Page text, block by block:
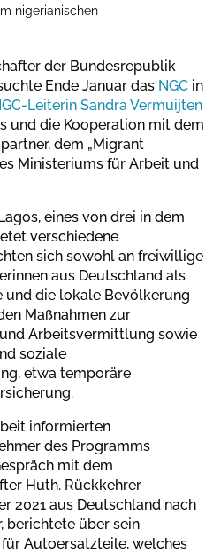
nigerianischen
der Bundesrepublik
Ende Januar das NGC in
Leiterin Sandra Vermuijten
und die Kooperation mit dem
dem „Migrant
Ministeriums für Arbeit und
eines von drei in dem
verschiedene
sich sowohl an freiwillige
aus Deutschland als
und die lokale Bevölkerung
Maßnahmen zur
Arbeitsvermittlung sowie
soziale
etwa temporäre
informierten
des Programms
mit dem
Huth. Rückkehrer
2021 aus Deutschland nach
berichtete über sein
Autoersatzteile, welches